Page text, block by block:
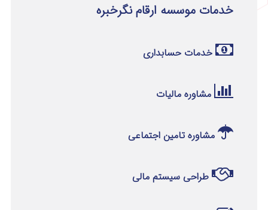
خدمات موسسه ارقام نگرخبره
خدمات حسابداری
مشاوره مالیات
مشاوره تامین اجتماعی
طراحی سیستم مالی